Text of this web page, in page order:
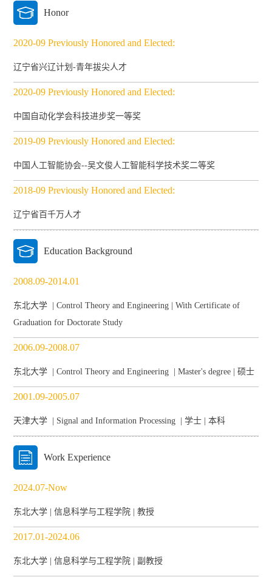
Honor
2020-09 Previously Honored and Elected:
辽宁省兴辽计划-青年拔尖人才
2020-09 Previously Honored and Elected:
中国自动化学会科技进步奖一等奖
2019-09 Previously Honored and Elected:
中国人工智能协会--吴文俊人工智能科学技术奖二等奖
2018-09 Previously Honored and Elected:
辽宁省百千万人才
Education Background
2008.09-2014.01
东北大学 | Control Theory and Engineering | With Certificate of
Graduation for Doctorate Study
2006.09-2008.07
东北大学 | Control Theory and Engineering | Master's degree | 硕士
2001.09-2005.07
天津大学 | Signal and Information Processing | 学士 | 本科
Work Experience
2024.07-Now
东北大学 | 信息科学与工程学院 | 教授
2017.01-2024.06
东北大学 | 信息科学与工程学院 | 副教授